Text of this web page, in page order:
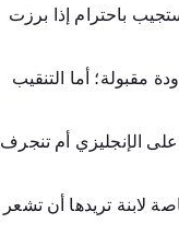
باحترام إذا برزت
مقبولة؛ أما التنقيب
الإنجليزي أم تنجرف
لابنة تريدها أن تشعر